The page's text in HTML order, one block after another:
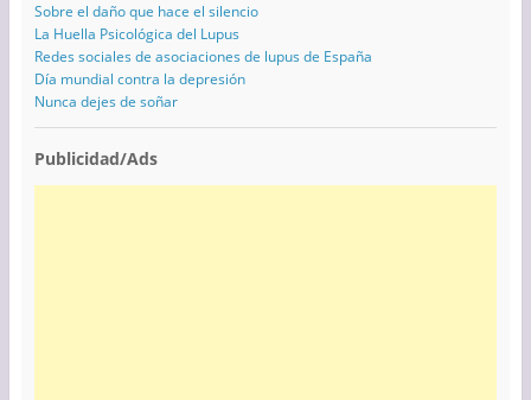
Sobre el daño que hace el silencio
La Huella Psicológica del Lupus
Redes sociales de asociaciones de lupus de España
Día mundial contra la depresión
Nunca dejes de soñar
Publicidad/Ads